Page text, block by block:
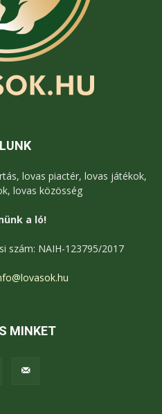
lovas piactér, lovas játékok,
lovas közösség
a ló!
szám: NAIH-123795/2017
MINKET